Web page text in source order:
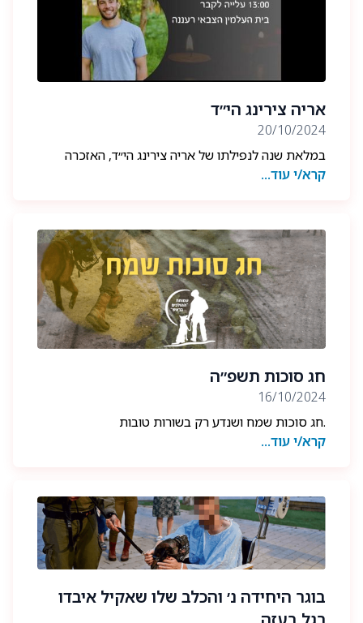
אריה צירינג הי״ד
20/10/2024
במלאת שנה לנפילתו של אריה צירינג הי״ד, האזכרה
קרא/י עוד...
חג סוכות תשפ״ה
16/10/2024
.חג סוכות שמח ושנדע רק בשורות טובות
מעמותת ההולכים בראש
קרא/י עוד...
בוגר היחידה נ׳ והכלב שלו שאקיל איבדו